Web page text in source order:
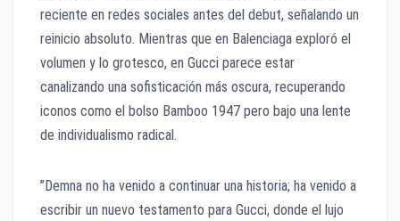
reciente en redes sociales antes del debut, señalando un
reinicio absoluto. Mientras que en Balenciaga exploró el
volumen y lo grotesco, en Gucci parece estar
canalizando una sofisticación más oscura, recuperando
iconos como el bolso Bamboo 1947 pero bajo una lente
de individualismo radical.
​”Demna no ha venido a continuar una historia; ha venido a
escribir un nuevo testamento para Gucci, donde el lujo